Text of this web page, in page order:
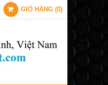
GIỎ HÀNG (0)